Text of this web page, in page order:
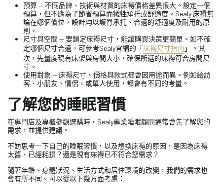
預算 — 不同品牌、技術與材質的床褥價格差異很大。設定一個
預算，但不應為了節省預算而犧牲承托或舒適度。Sealy 床褥無
論在哪個價位，設計均以護脊承托、合適的舒適度及耐用的原
則。
尺寸與空間 — 要鎖定床褥尺寸，能讓購買決策更簡單。如不確
定哪個尺寸合適，可參考Sealy官網的「床褥尺寸指南 」。其
次，先量度現有床架與房間大小，確保所選的床褥符合房間尺
寸。
使用對象 — 床褥尺寸、價格與款式都會因用途而異。例如給訪
客、小朋友、情侶，或單人使用，都會有不同的考量。
了解您的睡眠習慣
在專門店及專櫃參觀選購時，Sealy專業睡眠顧問通常會先了解您的
需求，並提供建議。
不妨思考一下自己的睡眠習慣，以及想換床褥的原因，是因為床褥
太舊、已經耗損？還是現有床褥已不符合您需求？
隨著年齡、身體狀況、生活方式和居住環境的改變，我們的需求也
會有所不同。可以從以下幾方面考慮：